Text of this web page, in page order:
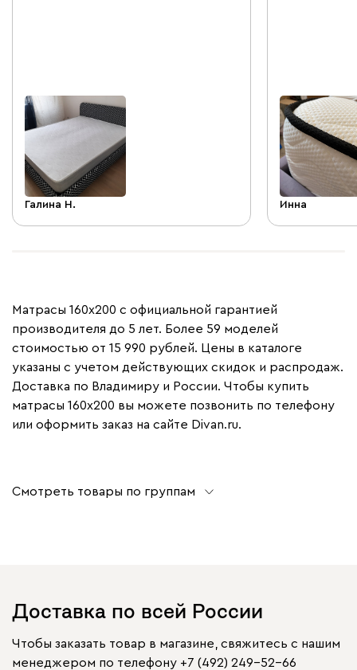
Галина Н. Инна
Матрасы 160x200 с официальной гарантией
производителя до 5 лет. Более 59 моделей
стоимостью от 15 990 рублей. Цены в каталоге
указаны с учетом действующих скидок и распродаж.
Доставка по Владимиру и России. Чтобы купить
матрасы 160x200 вы можете позвонить по телефону
или оформить заказ на сайте Divan.ru.
Смотреть товары по группам
Доставка по всей России
Чтобы заказать товар в магазине, свяжитесь с нашим
менеджером по телефону +7 (492) 249-52-66